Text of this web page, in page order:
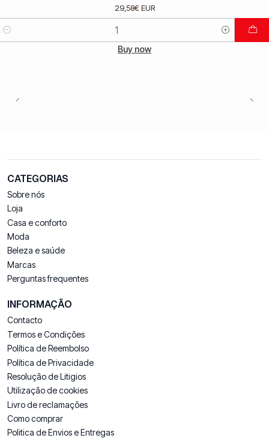
29,58€ EUR
Buy now
CATEGORIAS
Sobre nós
Loja
Casa e conforto
Moda
Beleza e saúde
Marcas
Perguntas frequentes
INFORMAÇÃO
Contacto
Termos e Condições
Política de Reembolso
Política de Privacidade
Resolução de Litigios
Utilização de cookies
Livro de reclamações
Como comprar
Politica de Envios e Entregas